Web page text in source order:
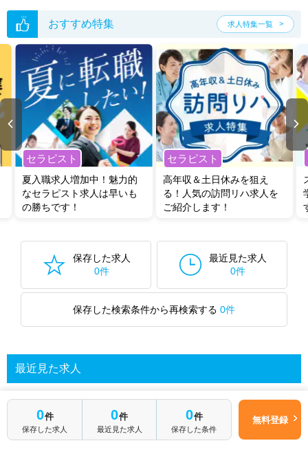
い。
おすすめ特集 求人特集一覧
セラピスト
夏入職求人増加中！魅力的
なセラピスト求人は早いも
の勝ちです！
セラピスト
高年収＆土日休みを狙え
る！人気の訪問リハ求人を
ご紹介します！
保存した求人
0件
最近見た求人
0件
保存した検索条件から再検索する 0件
最近見た求人
あなたが最近見た求人を表示します
0件
保存した求人
0件
最近見た求人
0件
保存した条件
無料登録